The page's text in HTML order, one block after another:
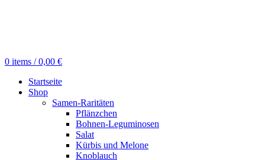
0 items / 0,00 €
Startseite
Shop
Samen-Raritäten
Pflänzchen
Bohnen-Leguminosen
Salat
Kürbis und Melone
Knoblauch